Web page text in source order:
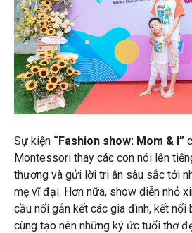
Sự kiện “Fashion show: Mom & I”
Montessori thay các con nói lên
thương và gửi lời tri ân sâu sắc tới
mẹ vĩ đại. Hơn nữa, show diễn nhỏ
cầu nối gắn kết các gia đình, kết nối
cùng tạo nên những ký ức tuổi thơ